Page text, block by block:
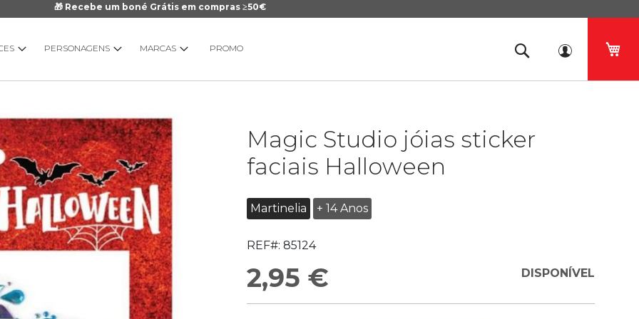
🎁 Recebe um boné Grátis em compras ≥50€
PERSONAGENS MARCAS PROMO
Magic Studio jóias sticker
faciais Halloween
Martinelia + 14 Anos
REF#: 85124
2,95 € DISPONÍVEL
Galeria
imagens